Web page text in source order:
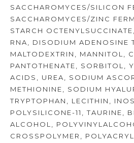
SACCHAROMYCES/SILICON
SACCHAROMYCES/ZINC
STARCH
RNA, DISODIUM ADENOSINE
MALTODEXTRIN, MANNITOL,
PANTOTHENATE, SORBITOL,
ACIDS, UREA, SODIUM
METHIONINE, SODIUM
TRYPTOPHAN, LECITHIN,
POLYSILICONE-11, TAURINE,
ALCOHOL,
CROSSPOLYMER,